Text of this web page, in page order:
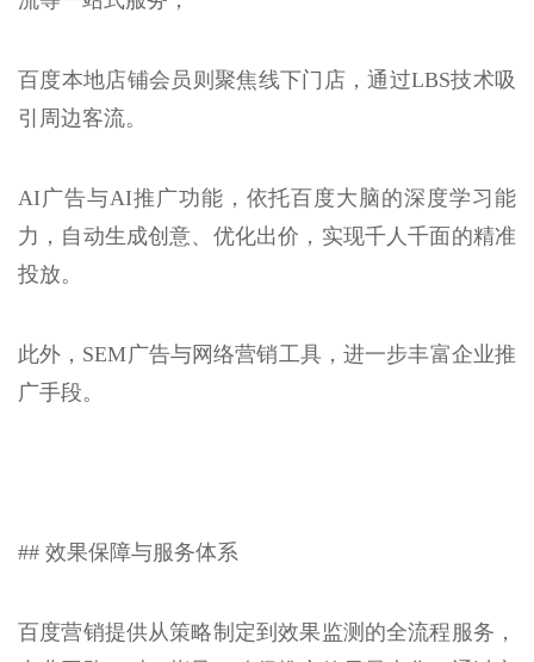
百度本地店铺会员则聚焦线下门店，通过LBS技术吸
引周边客流。
AI广告与AI推广功能，依托百度大脑的深度学习能
力，自动生成创意、优化出价，实现千人千面的精准
投放。
此外，SEM广告与网络营销工具，进一步丰富企业推
广手段。
## 效果保障与服务体系
百度营销提供从策略制定到效果监测的全流程服务，